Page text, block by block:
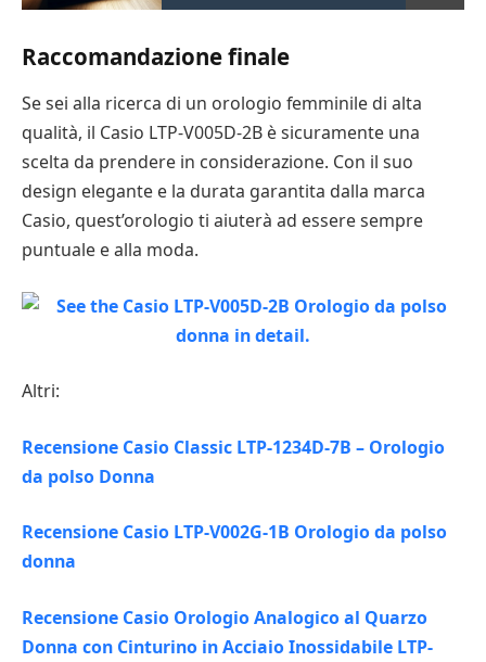
Raccomandazione finale
Se sei alla ricerca di un orologio femminile di alta
qualità, il Casio LTP-V005D-2B è sicuramente una
scelta da prendere in considerazione. Con il suo
design elegante e la durata garantita dalla marca
Casio, quest’orologio ti aiuterà ad essere sempre
puntuale e alla moda.
Altri:
Recensione Casio Classic LTP-1234D-7B – Orologio
da polso Donna
Recensione Casio LTP-V002G-1B Orologio da polso
donna
Recensione Casio Orologio Analogico al Quarzo
Donna con Cinturino in Acciaio Inossidabile LTP-